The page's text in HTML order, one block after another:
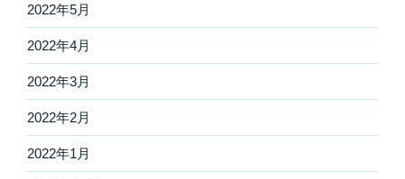
2022年5月
2022年4月
2022年3月
2022年2月
2022年1月